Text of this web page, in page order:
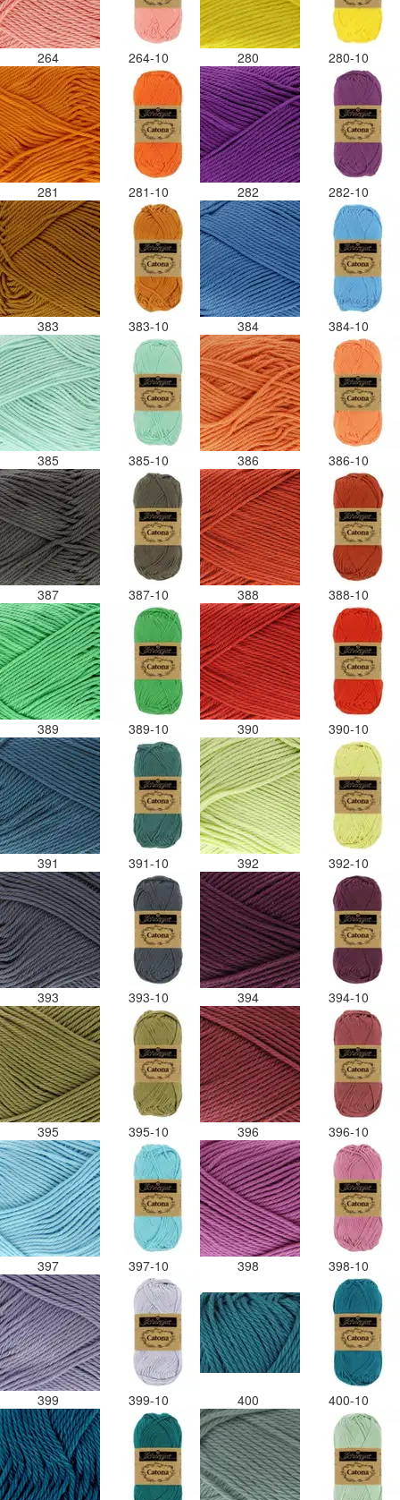
264 264-10 280 280-10
281 281-10 282 282-10
383 383-10 384 384-10
385 385-10 386 386-10
387 387-10 388 388-10
389 389-10 390 390-10
391 391-10 392 392-10
393 393-10 394 394-10
395 395-10 396 396-10
397 397-10 398 398-10
399 399-10 400 400-10